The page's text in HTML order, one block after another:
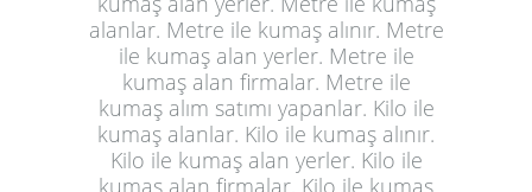
alanlar. Metre ile kumaş alınır. Metre
ile kumaş alan yerler. Metre ile
kumaş alan firmalar. Metre ile
kumaş alım satımı yapanlar. Kilo ile
kumaş alanlar. Kilo ile kumaş alınır.
Kilo ile kumaş alan yerler. Kilo ile
kumaş alan firmalar. Kilo ile kumaş